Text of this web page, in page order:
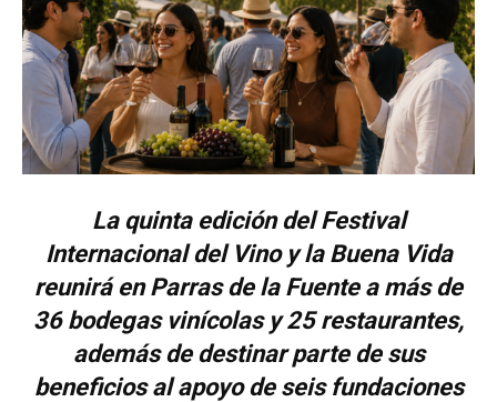
La quinta edición del Festival
Internacional del Vino y la Buena Vida
reunirá en Parras de la Fuente a más de
36 bodegas vinícolas y 25 restaurantes,
además de destinar parte de sus
beneficios al apoyo de seis fundaciones